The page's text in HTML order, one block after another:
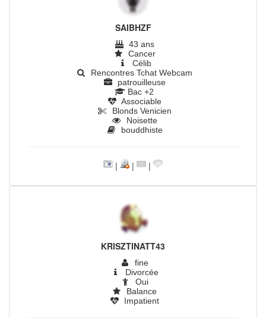
SAIBHZF
43 ans
Cancer
Célib
Rencontres Tchat Webcam
patrouilleuse
Bac +2
Associable
Blonds Venicien
Noisette
bouddhiste
| | |
KRISZTINATT43
fine
Divorcée
Oui
Balance
Impatient